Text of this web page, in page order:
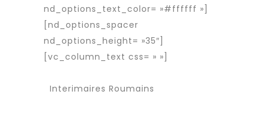
nd_options_text_color= »#ffffff »]
[nd_options_spacer
nd_options_height= »35″]
[vc_column_text css= » »]
Interimaires Roumains